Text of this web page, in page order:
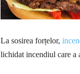
La sosirea forțelor,
lichidat incendiul care a